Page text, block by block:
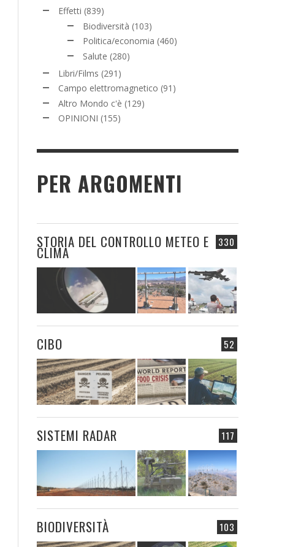
Effetti (839)
Biodiversità (103)
Politica/economia (460)
Salute (280)
Libri/Films (291)
Campo elettromagnetico (91)
Altro Mondo c'è (129)
OPINIONI (155)
PER ARGOMENTI
330
STORIA DEL CONTROLLO METEO E
CLIMA
52
CIBO
117
SISTEMI RADAR
103
BIODIVERSITÀ